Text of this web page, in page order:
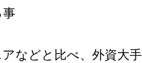
アなどと比べ、外資大